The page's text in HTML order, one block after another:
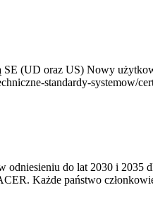
SE (UD oraz US) Nowy
standardy-systemow/
odniesieniu do lat 2030 i 2035
Każde państwo